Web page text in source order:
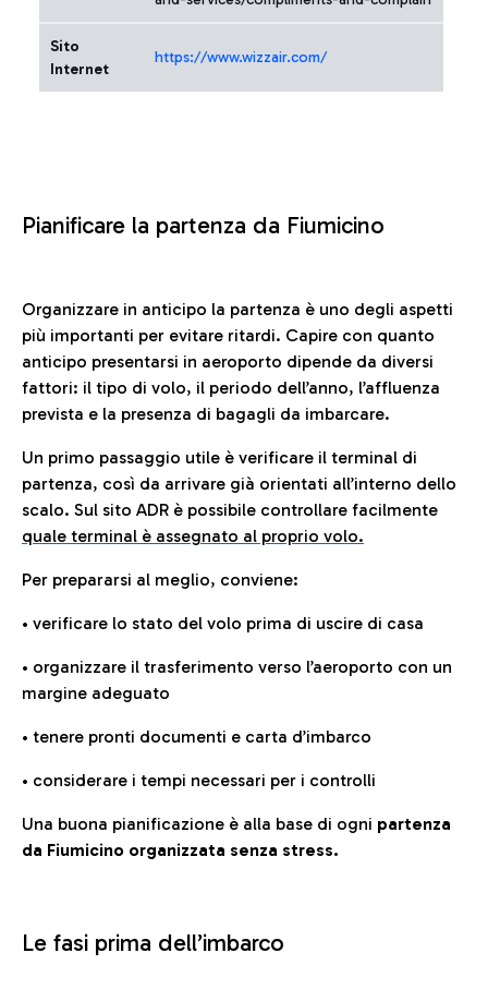
Sito
Internet
https://www.wizzair.com/
Pianificare la partenza da Fiumicino
Organizzare in anticipo la partenza è uno degli aspetti
più importanti per evitare ritardi. Capire con quanto
anticipo presentarsi in aeroporto dipende da diversi
fattori: il tipo di volo, il periodo dell’anno, l’affluenza
prevista e la presenza di bagagli da imbarcare.
Un primo passaggio utile è verificare il terminal di
partenza, così da arrivare già orientati all’interno dello
scalo. Sul sito ADR è possibile controllare facilmente
quale terminal è assegnato al proprio volo.
Per prepararsi al meglio, conviene:
• verificare lo stato del volo prima di uscire di casa
• organizzare il trasferimento verso l’aeroporto con un
margine adeguato
• tenere pronti documenti e carta d’imbarco
• considerare i tempi necessari per i controlli
Una buona pianificazione è alla base di ogni partenza
da Fiumicino organizzata senza stress.
Le fasi prima dell’imbarco